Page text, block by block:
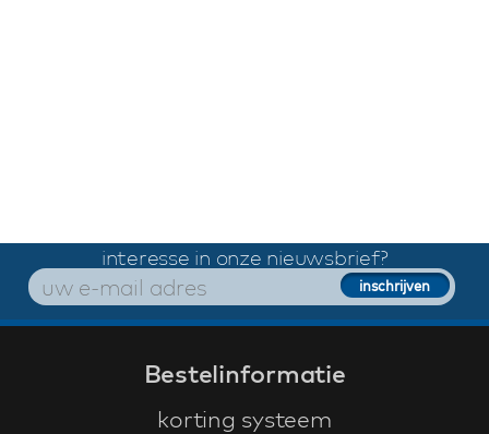
interesse in onze nieuwsbrief?
Bestelinformatie
korting systeem